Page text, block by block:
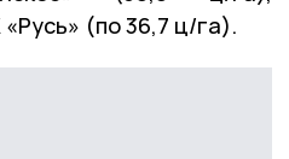
(по 36,7 ц/га).